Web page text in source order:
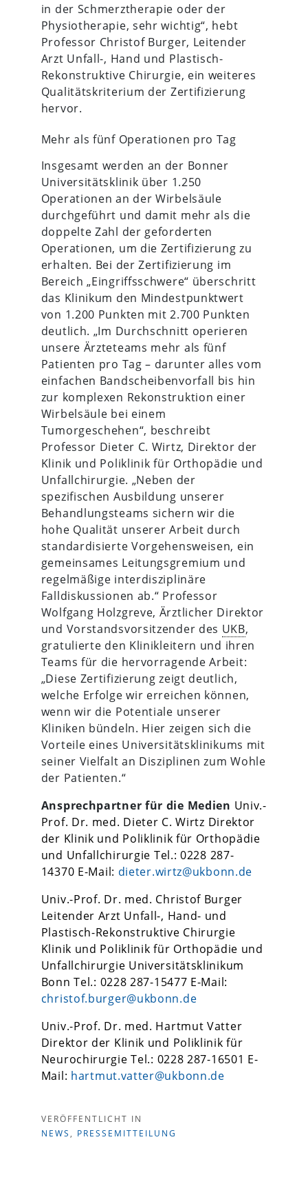
in der Schmerztherapie oder der
Physiotherapie, sehr wichtig“, hebt
Professor Christof Burger, Leitender
Arzt Unfall-, Hand und Plastisch-
Rekonstruktive Chirurgie, ein weiteres
Qualitätskriterium der Zertifizierung
hervor.
Mehr als fünf Operationen pro Tag
Insgesamt werden an der Bonner
Universitätsklinik über 1.250
Operationen an der Wirbelsäule
durchgeführt und damit mehr als die
doppelte Zahl der geforderten
Operationen, um die Zertifizierung zu
erhalten. Bei der Zertifizierung im
Bereich „Eingriffsschwere“ überschritt
das Klinikum den Mindestpunktwert
von 1.200 Punkten mit 2.700 Punkten
deutlich. „Im Durchschnitt operieren
unsere Ärzteteams mehr als fünf
Patienten pro Tag – darunter alles vom
einfachen Bandscheibenvorfall bis hin
zur komplexen Rekonstruktion einer
Wirbelsäule bei einem
Tumorgeschehen“, beschreibt
Professor Dieter C. Wirtz, Direktor der
Klinik und Poliklinik für Orthopädie und
Unfallchirurgie. „Neben der
spezifischen Ausbildung unserer
Behandlungsteams sichern wir die
hohe Qualität unserer Arbeit durch
standardisierte Vorgehensweisen, ein
gemeinsames Leitungsgremium und
regelmäßige interdisziplinäre
Falldiskussionen ab.“ Professor
Wolfgang Holzgreve, Ärztlicher Direktor
und Vorstandsvorsitzender des UKB,
gratulierte den Klinikleitern und ihren
Teams für die hervorragende Arbeit:
„Diese Zertifizierung zeigt deutlich,
welche Erfolge wir erreichen können,
wenn wir die Potentiale unserer
Kliniken bündeln. Hier zeigen sich die
Vorteile eines Universitätsklinikums mit
seiner Vielfalt an Disziplinen zum Wohle
der Patienten.“
Ansprechpartner für die Medien Univ.-
Prof. Dr. med. Dieter C. Wirtz Direktor
der Klinik und Poliklinik für Orthopädie
und Unfallchirurgie Tel.: 0228 287-
14370 E-Mail: dieter.wirtz@ukbonn.de
Univ.-Prof. Dr. med. Christof Burger
Leitender Arzt Unfall-, Hand- und
Plastisch-Rekonstruktive Chirurgie
Klinik und Poliklinik für Orthopädie und
Unfallchirurgie Universitätsklinikum
Bonn Tel.: 0228 287-15477 E-Mail:
christof.burger@ukbonn.de
Univ.-Prof. Dr. med. Hartmut Vatter
Direktor der Klinik und Poliklinik für
Neurochirurgie Tel.: 0228 287-16501 E-
Mail: hartmut.vatter@ukbonn.de
VERÖFFENTLICHT IN
NEWS , PRESSEMITTEILUNG